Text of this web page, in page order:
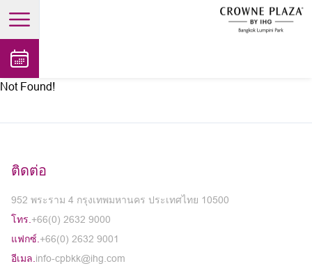
open main menu
Not Found!
ติดต่อ
952 พระราม 4 กรุงเทพมหานคร ประเทศไทย 10500
โทร. +66(0) 2632 9000
แฟกซ์. +66(0) 2632 9001
อีเมล. info-cpbkk@ihg.com